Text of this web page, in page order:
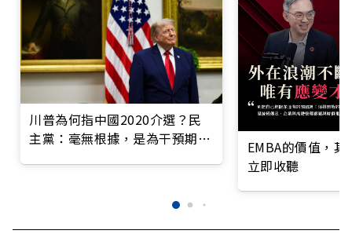
川普為何指中國2020介選？民
主黨：毫無根據，是為干預期中
EMBA的價值，
立即收聽